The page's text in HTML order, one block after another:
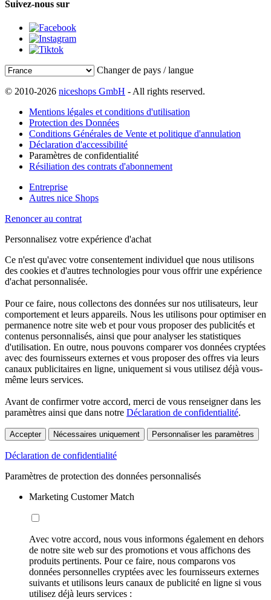
Suivez-nous sur
Changer de pays / langue
© 2010-2026 niceshops GmbH - All rights reserved.
Mentions légales et conditions d'utilisation
Protection des Données
Conditions Générales de Vente et politique d'annulation
Déclaration d'accessibilité
Paramètres de confidentialité
Résiliation des contrats d'abonnement
Entreprise
Autres nice Shops
Renoncer au contrat
Personnalisez votre expérience d'achat
Ce n'est qu'avec votre consentement individuel que nous utilisons
des cookies et d'autres technologies pour vous offrir une expérience
d'achat personnalisée.
Pour ce faire, nous collectons des données sur nos utilisateurs, leur
comportement et leurs appareils. Nous les utilisons pour optimiser en
permanence notre site web et pour vous proposer des publicités et
contenus personnalisés, ainsi que pour analyser les statistiques
d'utilisation. En outre, nous pouvons comparer vos données cryptées
avec des fournisseurs externes et vous proposer des offres via leurs
canaux publicitaires en ligne, uniquement si vous utilisez déjà vous-
même leurs services.
Avant de confirmer votre accord, merci de vous renseigner dans les
paramètres ainsi que dans notre Déclaration de confidentialité.
Accepter Nécessaires uniquement Personnaliser les paramètres
Déclaration de confidentialité
Paramètres de protection des données personnalisés
Marketing Customer Match
Avec votre accord, nous vous informons également en dehors
de notre site web sur des promotions et vous affichons des
produits pertinents. Pour ce faire, nous comparons vos
données personnelles cryptées avec les fournisseurs externes
suivants et utilisons leurs canaux de publicité en ligne si vous
utilisez déjà leurs services :